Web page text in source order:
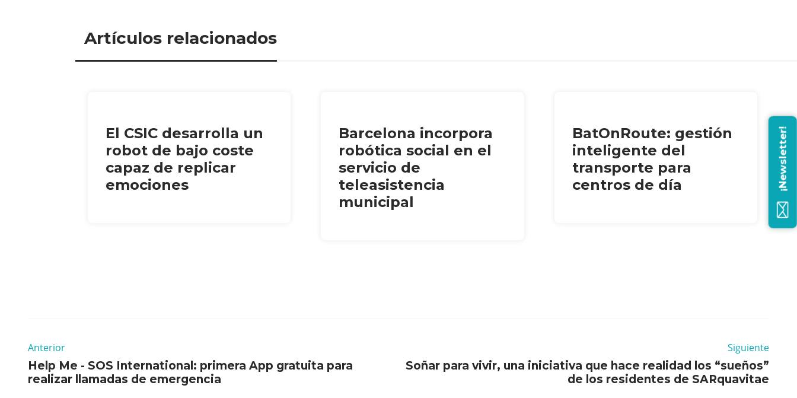
Artículos relacionados
El CSIC desarrolla un
robot de bajo coste
capaz de replicar
emociones
Barcelona incorpora
robótica social en el
servicio de
teleasistencia
municipal
BatOnRoute: gestión
inteligente del
transporte para
centros de día
Anterior
Help Me - SOS International: primera App gratuita para
realizar llamadas de emergencia
Siguiente
Soñar para vivir, una iniciativa que hace realidad los “sueños”
de los residentes de SARquavitae
¡Newsletter!